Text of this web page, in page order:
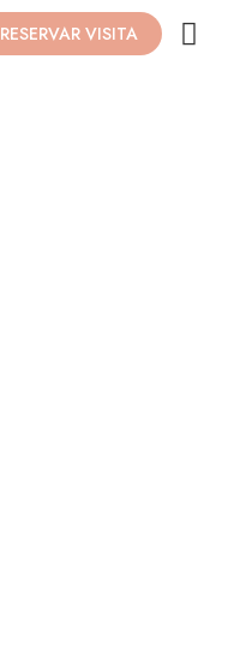
RESERVAR VISITA